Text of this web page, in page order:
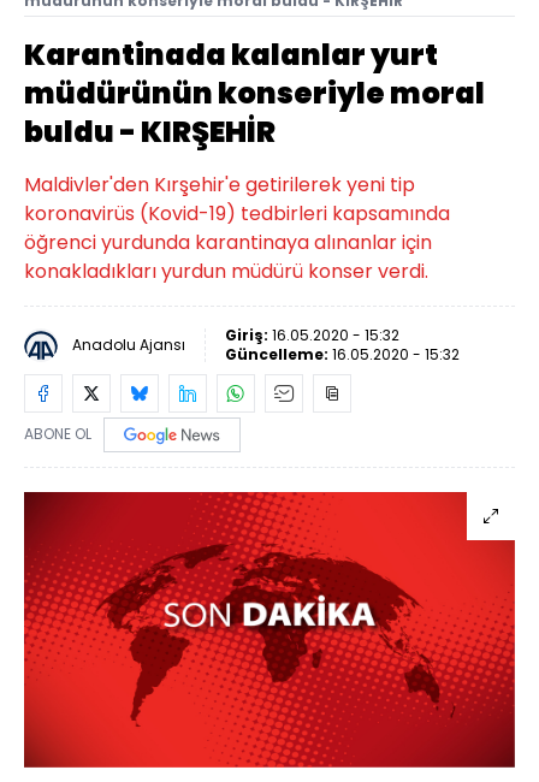
Karantinada kalanlar yurt
müdürünün konseriyle moral
buldu - KIRŞEHİR
Maldivler'den Kırşehir'e getirilerek yeni tip
koronavirüs (Kovid-19) tedbirleri kapsamında
öğrenci yurdunda karantinaya alınanlar için
konakladıkları yurdun müdürü konser verdi.
Anadolu Ajansı Giriş: 16.05.2020 - 15:32
Güncelleme: 16.05.2020 - 15:32
ABONE OL